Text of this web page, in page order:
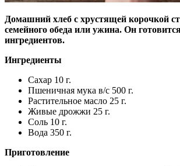
Домашний хлеб с хрустящей корочкой
семейного обеда или ужина. Он
ингредиентов.
Ингредиенты
Сахар 10 г.
Пшеничная мука в/с 500 г.
Растительное масло 25 г.
Живые дрожжи 25 г.
Соль 10 г.
Вода 350 г.
Приготовление